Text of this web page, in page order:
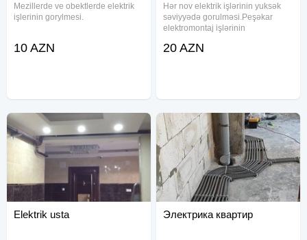
Mezillerde ve obektlerde elektrik
işlerinin gorylmesi.
10 AZN
Hər nov elektrik işlərinin yuksək
səviyyədə gorulməsi.Peşəkar
elektromontaj işlərinin
çekilişi ve montaji.
20 AZN
Elektrik usta Электрика квартир